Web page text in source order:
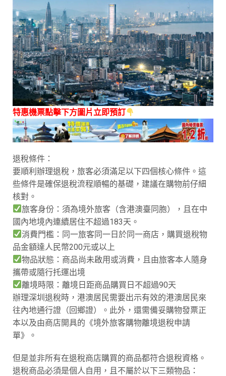
特惠機票點擊下方圖片立即預訂
退稅條件：
要順利辦理退稅，旅客必須滿足以下四個核心條件。這
些條件是確保退稅流程順暢的基礎，建議在購物前仔細
核對。
旅客身份：須為境外旅客（含港澳臺同胞），且在中
國內地境內連續居住不超過183天。
消費門檻：同一旅客同一日於同一商店，購買退稅物
品金額達人民幣200元或以上
物品狀態：商品尚未啟用或消費，且由旅客本人隨身
攜帶或隨行托運出境
離境時限：離境日距商品購買日不超過90天
辦理深圳退稅時，港澳居民需要出示有效的港澳居民來
往內地通行證（回鄉證）。此外，還需備妥購物發票正
本以及由商店開具的《境外旅客購物離境退稅申請
單》。
但是並非所有在退稅商店購買的商品都符合退稅資格。
退稅商品必須是個人自用，且不屬於以下三類物品：